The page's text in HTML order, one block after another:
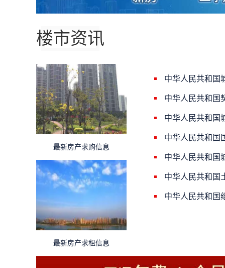
楼市资讯
最新房产求购信息
最新房产求租信息
中华人民共和国
中华人民共和国
中华人民共和国
中华人民共和国
中华人民共和国
中华人民共和国
中华人民共和国